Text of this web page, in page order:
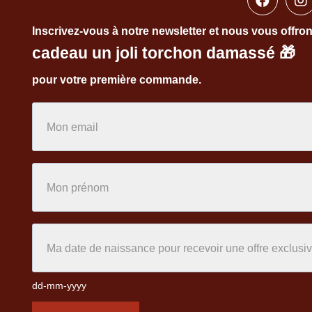
Inscrivez-vous à notre newsletter et nous vous
cadeau un joli torchon damassé 🎁
pour votre première commande.
dd-mm-yyyy